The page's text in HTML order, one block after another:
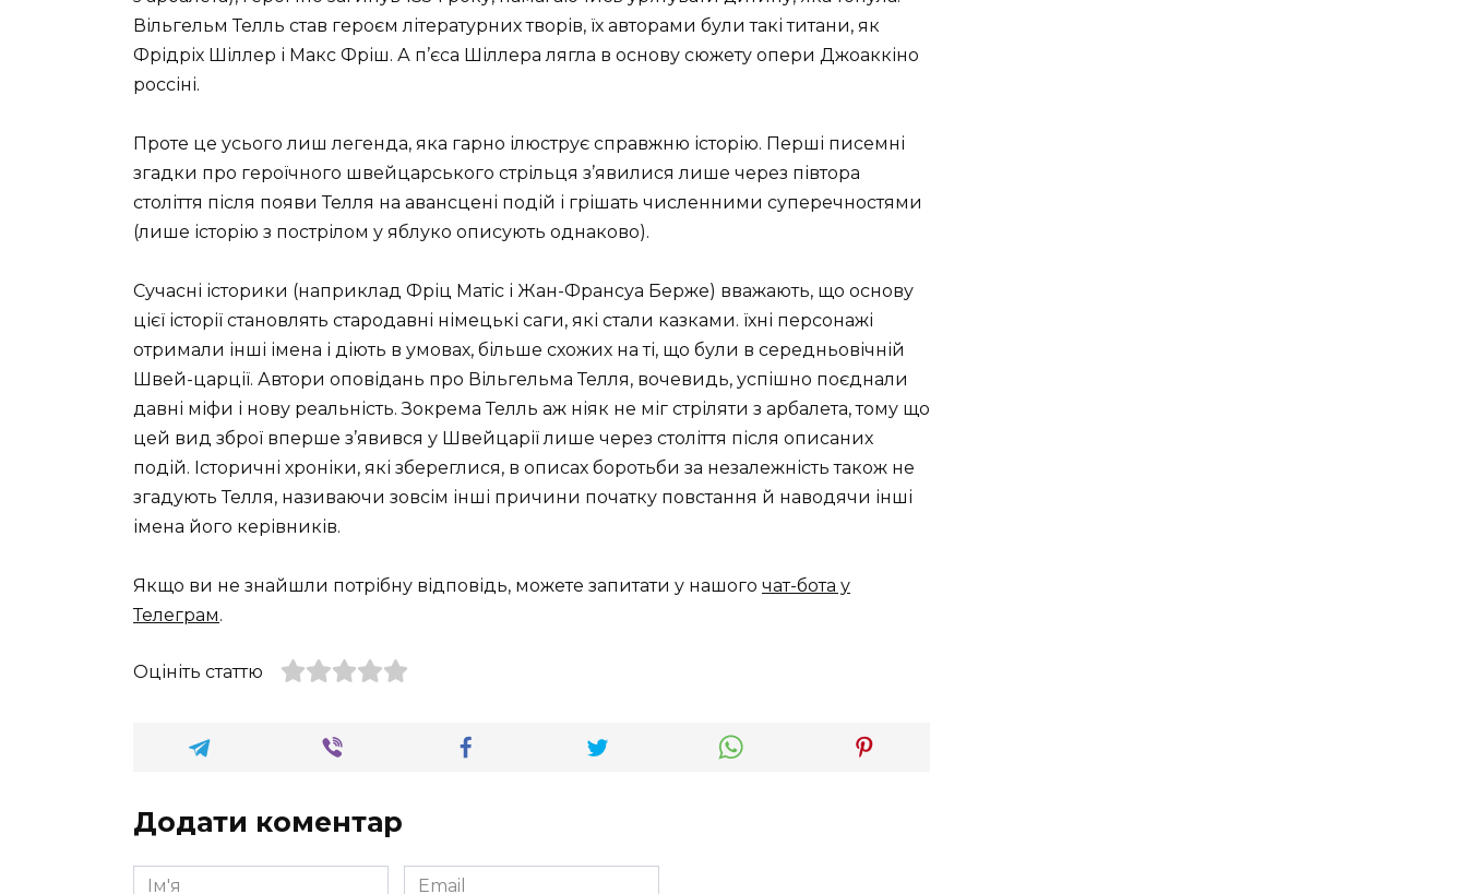
Вільгельм Телль став героєм літературних творів, їх авторами були такі титани, як
Фрідріх Шіллер і Макс Фріш. А п’єса Шіллера лягла в основу сюжету опери Джоаккіно
россіні.
Проте це усього лиш легенда, яка гарно ілюструє справжню історію. Перші писемні
згадки про героїчного швейцарського стрільця з’явилися лише через півтора
століття після появи Телля на авансцені подій і грішать численними суперечностями
(лише історію з пострілом у яблуко описують однаково).
Сучасні історики (наприклад Фріц Матіс і Жан-Франсуа Берже) вважають, що основу
цієї історії становлять стародавні німецькі саги, які стали казками. їхні персонажі
отримали інші імена і діють в умовах, більше схожих на ті, що були в середньовічній
Швей-царції. Автори оповідань про Вільгельма Телля, вочевидь, успішно поєднали
давні міфи і нову реальність. Зокрема Телль аж ніяк не міг стріляти з арбалета, тому що
цей вид зброї вперше з’явився у Швейцарії лише через століття після описаних
подій. Історичні хроніки, які збереглися, в описах боротьби за незалежність також не
згадують Телля, називаючи зовсім інші причини початку повстання й наводячи інші
імена його керівників.
Якщо ви не знайшли потрібну відповідь, можете запитати у нашого чат-бота у
Телеграм.
Оцініть статтю
Додати коментар
Ім'я
Email